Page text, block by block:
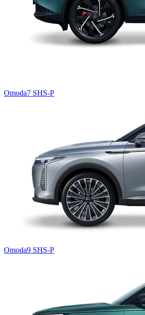
Omoda7 SHS-P
Omoda9 SHS-P